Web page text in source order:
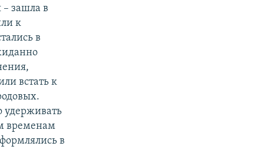
– зашла в
к
в
встать к
удерживать
временам
в